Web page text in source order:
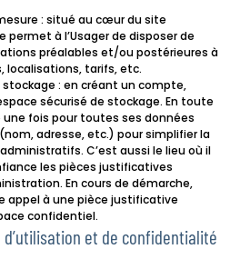
: situé au cœur du site
à l’Usager de disposer de
préalables et/ou postérieures à
localisations, tarifs, etc.
stockage : en créant un compte,
sécurisé de stockage. En toute
fois pour toutes ses données
adresse, etc.) pour simplifier la
C’est aussi le lieu où il
les pièces justificatives
En cours de démarche,
appel à une pièce justificative
confidentiel.
d’utilisation et de confidentialité